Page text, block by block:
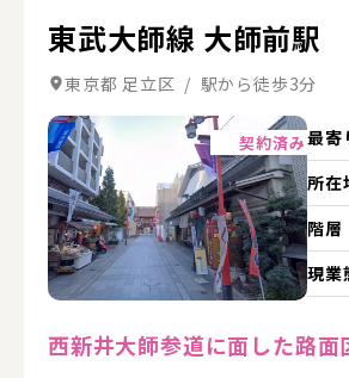
東武大師線 大師前駅
東京都 足立区 / 駅から徒歩3分
契約済み詳細
最寄
所在
階層
現業
西新井大師参道に面した路